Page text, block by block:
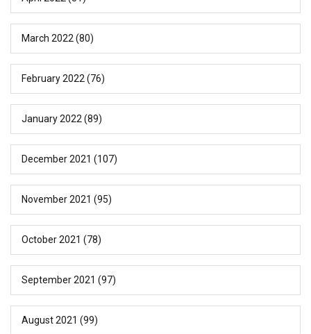
March 2022 (80)
February 2022 (76)
January 2022 (89)
December 2021 (107)
November 2021 (95)
October 2021 (78)
September 2021 (97)
August 2021 (99)